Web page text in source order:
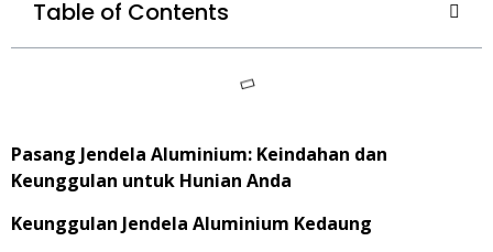
Table of Contents
Pasang Jendela Aluminium: Keindahan dan
Keunggulan untuk Hunian Anda
Keunggulan Jendela Aluminium Kedaung